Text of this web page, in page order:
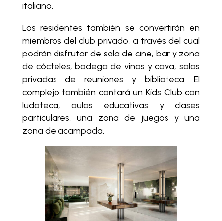
italiano.
Los residentes también se convertirán en
miembros del club privado, a través del cual
podrán disfrutar de sala de cine, bar y zona
de cócteles, bodega de vinos y cava, salas
privadas de reuniones y biblioteca. El
complejo también contará un Kids Club con
ludoteca, aulas educativas y clases
particulares, una zona de juegos y una
zona de acampada.